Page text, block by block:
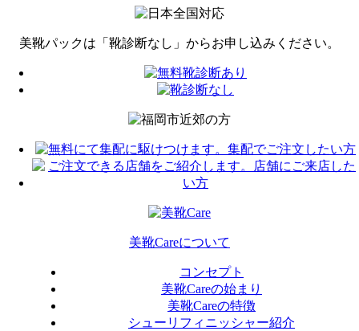
美靴パックは「靴診断なし」からお申し込みください。
美靴Careについて
コンセプト
美靴Careの始まり
美靴Careの特徴
シューリフィニッシャー紹介